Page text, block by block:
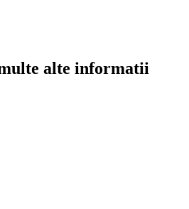
alte informatii